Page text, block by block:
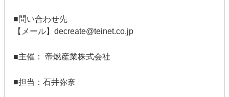
■問い合わせ先
【メール】decreate@teinet.co.jp
■主催： 帝燃産業株式会社
■担当：石井弥奈